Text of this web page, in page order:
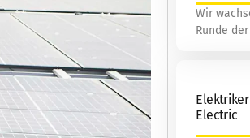
Wir
Runde der
Elektriker
Electric